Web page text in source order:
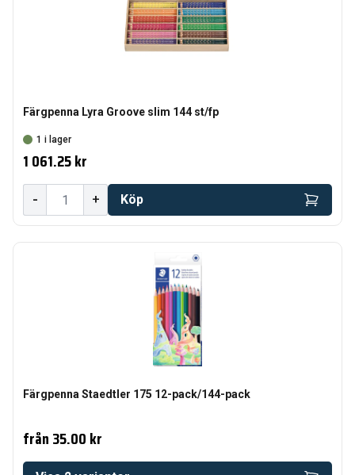
Färgpenna Lyra Groove slim 144 st/fp
1 i lager
1 061.25 kr
- + Köp
Färgpenna Staedtler 175 12-pack/144-pack
från35.00 kr